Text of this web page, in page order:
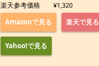
楽天参考価格 ¥1,320
Amazonで見る 楽天で見る
Yahoo!で見る